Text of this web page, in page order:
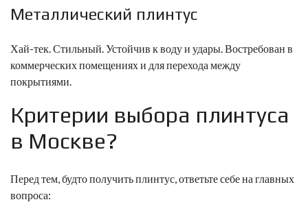
Металлический плинтус
Хай-тек. Стильный. Устойчив к воду и удары. Востребован в
коммерческих помещениях и для перехода между
покрытиями.
Критерии выбора плинтуса
в Москве?
Перед тем, будто получить плинтус, ответьте себе на главных
вопроса: